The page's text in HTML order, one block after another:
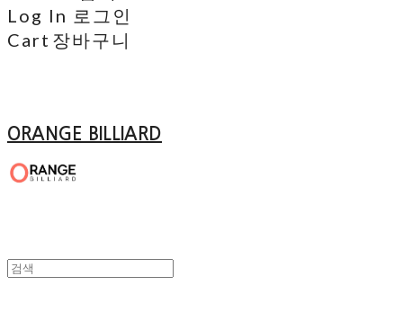
Log In 로그인
Cart 장바구니
ORANGE BILLIARD